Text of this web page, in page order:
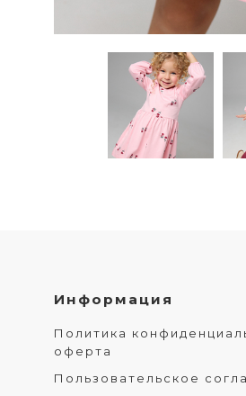
Информация
Политика
оферта
Пользовательское